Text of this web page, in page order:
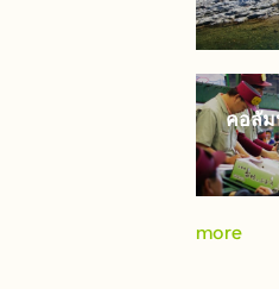
คอลัม
more